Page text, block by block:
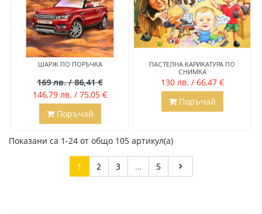
ШАРЖ ПО ПОРЪЧКА
169 лв. / 86,41 €
146,79 лв. / 75,05 €
Поръчай
ПАСТЕЛНА КАРИКАТУРА ПО
СНИМКА
130 лв. / 66,47 €
Поръчай
Показани са 1-24 от общо 105 артикул(а)
1 2 3 … 5 Напред
